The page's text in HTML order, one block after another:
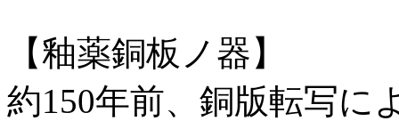
【釉薬銅板ノ器】
約150年前、銅版転写に